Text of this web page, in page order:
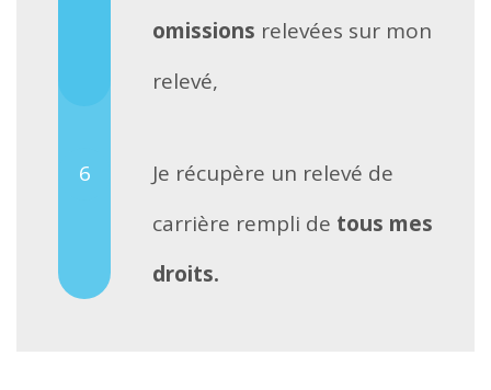
omissions relevées sur mon
relevé,
Je récupère un relevé de
carrière rempli de tous mes
droits.